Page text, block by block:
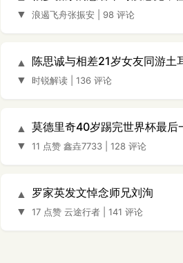
▼
浪遏飞舟张振安 98 评论
▲
▼
陈思诚与相差21岁女友同游土
时锐解读 136 评论
▲
▼
莫德里奇40岁踢完世界杯最后
11 点赞 鑫垚7733 128 评论
▲
▼
罗家英发文悼念师兄刘洵
17 点赞 云途行者 141 评论